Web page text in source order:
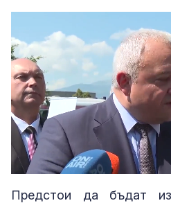
Unmute Loaded :
100.00%
Предстои да бъдат